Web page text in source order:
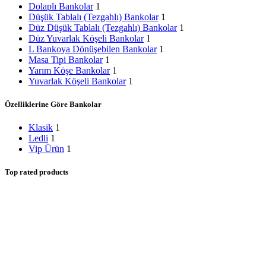
Dolaplı Bankolar 1
Düşük Tablalı (Tezgahlı) Bankolar 1
Düz Düşük Tablalı (Tezgahlı) Bankolar 1
Düz Yuvarlak Köşeli Bankolar 1
L Bankoya Dönüşebilen Bankolar 1
Masa Tipi Bankolar 1
Yarım Köşe Bankolar 1
Yuvarlak Köşeli Bankolar 1
Özelliklerine Göre Bankolar
Klasik 1
Ledli 1
Vip Ürün 1
Top rated products